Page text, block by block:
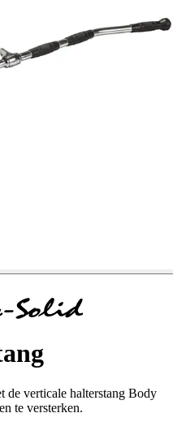
de verticale halterstang Body
te versterken.